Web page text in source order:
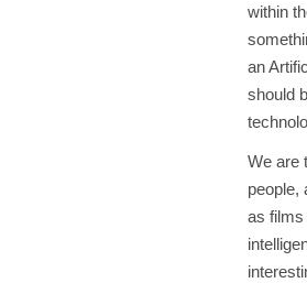
within
an
should
We are
people,
as films